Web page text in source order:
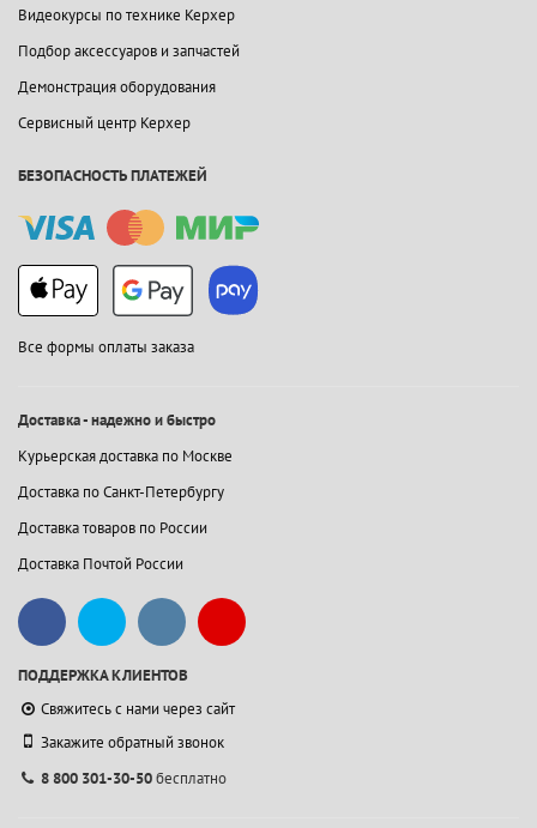
Видеокурсы по технике Керхер
Подбор аксессуаров и запчастей
Демонстрация оборудования
Сервисный центр Керхер
БЕЗОПАСНОСТЬ ПЛАТЕЖЕЙ
Все формы оплаты заказа
Доставка - надежно и быстро
Курьерская доставка по Москве
Доставка по Санкт-Петербургу
Доставка товаров по России
Доставка Почтой России
ПОДДЕРЖКА КЛИЕНТОВ
Свяжитесь с нами через сайт
Закажите обратный звонок
8 800 301-30-50бесплатно